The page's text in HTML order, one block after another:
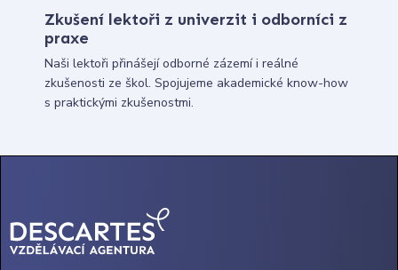
Zkušení lektoři z univerzit i odborníci z
praxe
Naši lektoři přinášejí odborné zázemí i reálné
zkušenosti ze škol. Spojujeme akademické know-how
s praktickými zkušenostmi.